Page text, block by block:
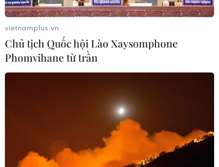
Hàng chục tay súng Boko Haram ở khu
vực Hồ Chad bị tiêu diệt
vietnamplus.vn
Chủ tịch Quốc hội Lào Xaysomphone
Phomvihane từ trần